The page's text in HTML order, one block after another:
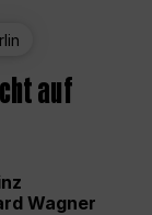
auf
Wagner